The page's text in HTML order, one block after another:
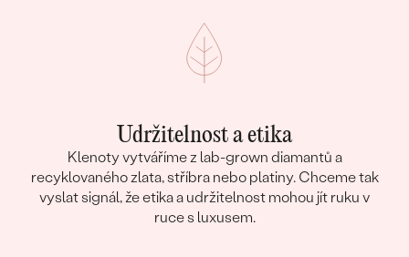
Udržitelnost a etika
Klenoty vytváříme z lab-grown diamantů a
recyklovaného zlata, stříbra nebo platiny. Chceme tak
vyslat signál, že etika a udržitelnost mohou jít ruku v
ruce s luxusem.